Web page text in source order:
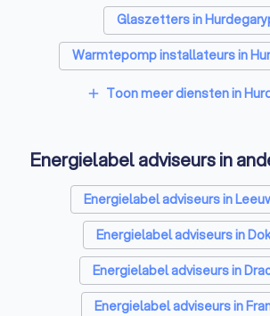
Glaszetters in
Warmtepomp installateurs in
Kozijnen specialisten in
Thuisbatterij installateurs in
add Toon meer diensten in
Energielabel adviseurs in
Energielabel adviseurs in
Energielabel adviseurs in
Energielabel adviseurs in
Energielabel adviseurs in